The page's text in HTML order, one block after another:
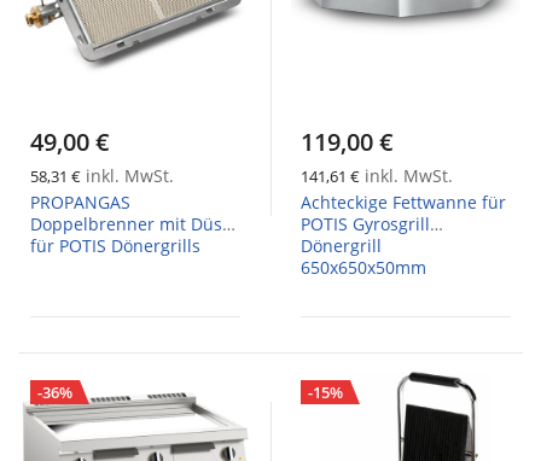
49,00 €
58,31 € inkl. MwSt.
PROPANGAS
Doppelbrenner mit Düse
für POTIS Dönergrills
119,00 €
141,61 € inkl. MwSt.
Achteckige Fettwanne für
POTIS Gyrosgrill
Dönergrill
650x650x50mm
-36% -15%